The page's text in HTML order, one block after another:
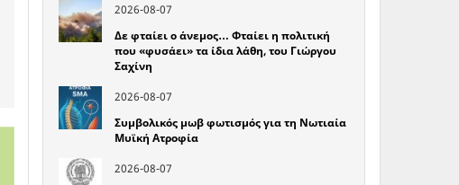
2026-08-07
Δε φταίει ο άνεμος… Φταίει η πολιτική
που «φυσάει» τα ίδια λάθη, του Γιώργου
Σαχίνη
2026-08-07
Συμβολικός μωβ φωτισμός για τη Νωτιαία
Μυϊκή Ατροφία
2026-08-07